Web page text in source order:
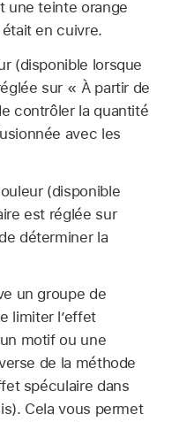
une teinte orange
en cuivre.
(disponible lorsque
sur « À partir de
contrôler la quantité
avec les
(disponible
est réglée sur
déterminer la
un groupe de
limiter l’effet
motif ou une
de la méthode
spéculaire dans
Cela vous permet